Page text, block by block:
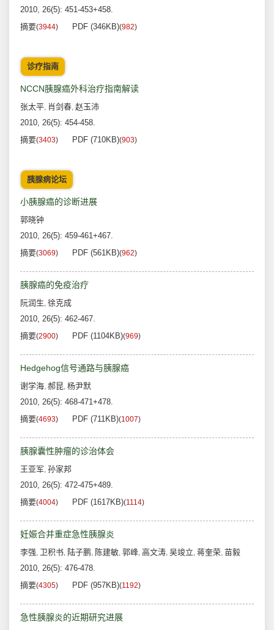
2010, 26(5): 451-453+458.
摘要(3944) PDF (346KB)(982)
诊疗指南
NCCN胰腺癌外科治疗指南解读
张太平, 肖剑春, 赵玉沛
2010, 26(5): 454-458.
摘要(3403) PDF (710KB)(903)
胰腺病论坛
小胰腺癌的诊断进展
郭晓钟
2010, 26(5): 459-461+467.
摘要(3069) PDF (561KB)(962)
胰腺癌的免疫治疗
阮润生, 徐克成
2010, 26(5): 462-467.
摘要(2900) PDF (1104KB)(969)
Hedgehog信号通路与胰腺癌
谢学海, 郝昆, 杨尹默
2010, 26(5): 468-471+478.
摘要(4693) PDF (711KB)(1007)
胰腺囊性肿瘤的诊治体会
王亚军, 孙家邦
2010, 26(5): 472-475+489.
摘要(4004) PDF (1617KB)(1114)
妊娠合并重症急性胰腺炎
李强, 卫积书, 陆子鹏, 陈建敏, 郭峰, 高文涛, 吴竣立, 蒋奎荣, 苗毅
2010, 26(5): 476-478.
摘要(4305) PDF (957KB)(1192)
急性胰腺炎的近期研究进展